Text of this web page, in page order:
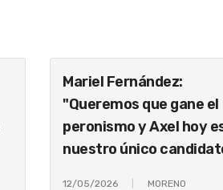
Mariel Fernández:
"Queremos que gane el
peronismo y Axel hoy
nuestro único
12/05/2026 MORENO